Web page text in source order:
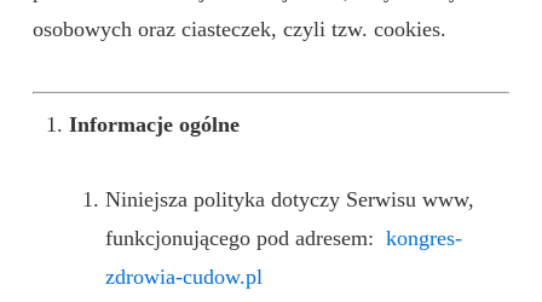
osobowych oraz ciasteczek, czyli tzw. cookies.
Informacje ogólne
Niniejsza polityka dotyczy Serwisu www,
funkcjonującego pod adresem: kongres-
zdrowia-cudow.pl